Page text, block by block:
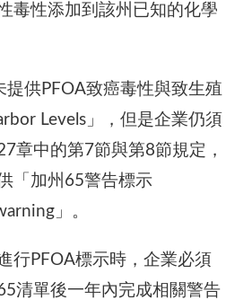
毒性添加到該州已知的化學
供PFOA致癌毒性與致生殖
Levels」，但是企業仍須
章中的第7節與第8節規定，
「加州65警告標示
」。
行PFOA標示時，企業必須
清單後一年內完成相關警告